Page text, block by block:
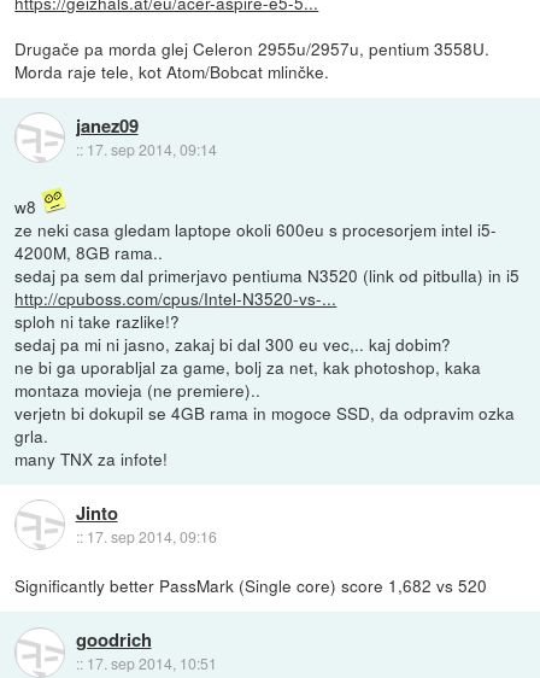
Drugače pa morda glej Celeron 2955u/2957u, pentium 3558U.
Morda raje tele, kot Atom/Bobcat mlinčke.
janez09
:: 17. sep 2014, 09:14
w8
ze neki casa gledam laptope okoli 600eu s procesorjem intel i5-
4200M, 8GB rama..
sedaj pa sem dal primerjavo pentiuma N3520 (link od pitbulla) in i5
http://cpuboss.com/cpus/Intel-N3520-vs-...
sploh ni take razlike!?
sedaj pa mi ni jasno, zakaj bi dal 300 eu vec,.. kaj dobim?
ne bi ga uporabljal za game, bolj za net, kak photoshop, kaka
montaza movieja (ne premiere)..
verjetn bi dokupil se 4GB rama in mogoce SSD, da odpravim ozka
grla.
many TNX za infote!
Jinto
:: 17. sep 2014, 09:16
Significantly better PassMark (Single core) score 1,682 vs 520
goodrich
:: 17. sep 2014, 10:51